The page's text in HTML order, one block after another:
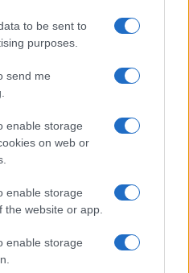
to be sent to
purposes.
send me
enable storage
on web or
enable storage
the website or app.
enable storage
Ατρόμητος και Novibet
συνεχίζουν μαζί: Ανανέωση
ΟΤΕ στη διεθνή σειρά